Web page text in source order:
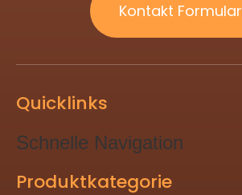
Kontakt Formular
Quicklinks
Schnelle Navigation
Produktkategorie